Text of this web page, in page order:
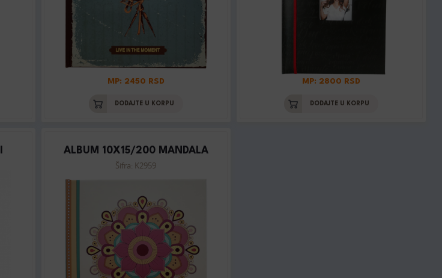
MP: 2450 RSD
DODAJTE U KORPU
MP: 2800 RSD
DODAJTE U KORPU
ALBUM 10X15/200 MANDALA
Šifra: K2959